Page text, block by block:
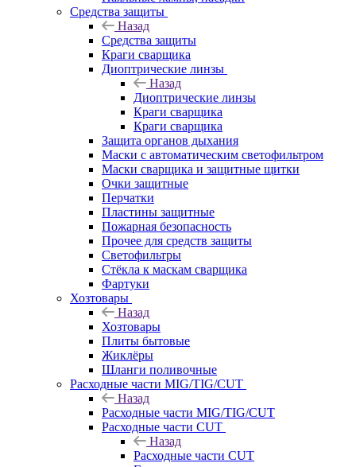
Средства защиты
Назад
Средства защиты
Краги сварщика
Диоптрические линзы
Назад
Диоптрические линзы
Краги сварщика
Краги сварщика
Защита органов дыхания
Маски с автоматическим светофильтром
Маски сварщика и защитные щитки
Очки защитные
Перчатки
Пластины защитные
Пожарная безопасность
Прочее для средств защиты
Светофильтры
Стёкла к маскам сварщика
Фартуки
Хозтовары
Назад
Хозтовары
Плиты бытовые
Жиклёры
Шланги поливочные
Расходные части MIG/TIG/CUT
Назад
Расходные части MIG/TIG/CUT
Расходные части CUT
Назад
Расходные части CUT